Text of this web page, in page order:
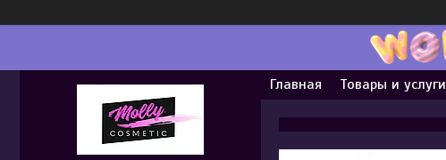
Главная Товары и услуги